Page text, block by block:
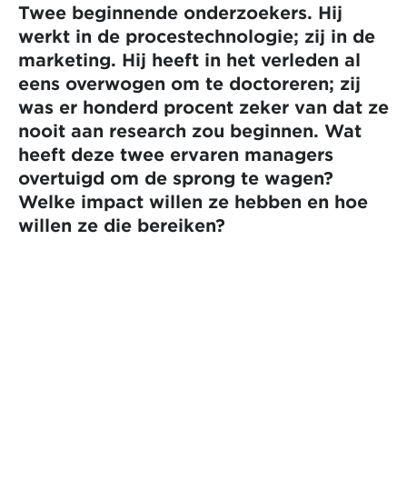
Twee beginnende onderzoekers. Hij
werkt in de procestechnologie; zij in de
marketing. Hij heeft in het verleden al
eens overwogen om te doctoreren; zij
was er honderd procent zeker van dat ze
nooit aan research zou beginnen. Wat
heeft deze twee ervaren managers
overtuigd om de sprong te wagen?
Welke impact willen ze hebben en hoe
willen ze die bereiken?